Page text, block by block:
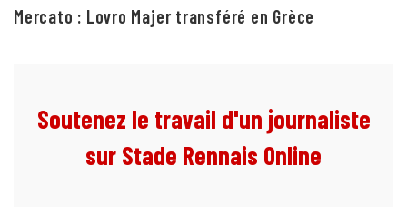
Mercato : Lovro Majer transféré en Grèce
Soutenez le travail d'un journaliste
sur Stade Rennais Online